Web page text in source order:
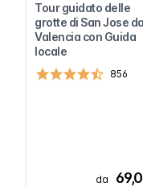
Tour guidato delle
grotte di San Jose da
Valencia con Guida
locale
856
da